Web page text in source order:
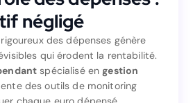
négligé
des dépenses génère
qui érodent la rentabilité.
spécialisé engestion
des outils de monitoring
des dépenses :
impératif négligé
rigoureux des dépenses génère
qui érodent la rentabilité.
assistant indépendant
en